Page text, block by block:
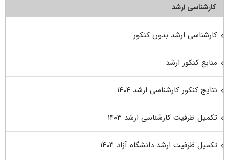
کارشناسی ارشد
کارشناسی ارشد بدون کنکور
منابع کنکور ارشد
نتایج کنکور کارشناسی ارشد ۱۴۰۴
تکمیل ظرفیت کارشناسی ارشد ۱۴۰۳
تکمیل ظرفیت ارشد دانشگاه آزاد ۱۴۰۳